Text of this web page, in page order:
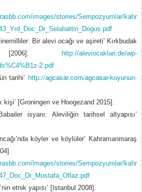
images/stories/Sempozyumlar/kahr
Bir alevi ocağı ve aşireti’ Kırkbudak
http://aleviocaklari.de/wp-
2.pdf
tarihi’ http://agcasar.com/agcasar-koyunun-
kişi’ [Groningen ve Hoogezand 2015].
isyanı: Aleviliğin tarihsel altyapısı’
köyler ve köylüler’ Kahramanmaraş
images/stories/Sempozyumlar/kahr
etnik yapısı’ [Istanbul 2008].